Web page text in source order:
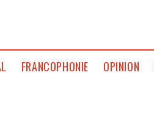
FRANCOPHONIE OPINION